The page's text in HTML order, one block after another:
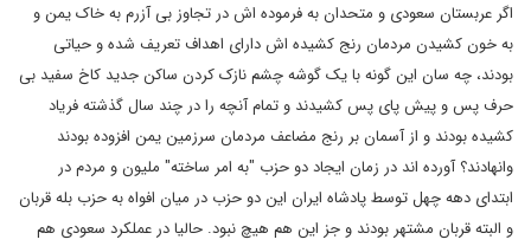
اگر عربستان سعودی و متحدان به فرموده اش در تجاوز بی آزرم به خاک یمن و
به خون کشیدن مردمان رنج کشیده اش دارای اهداف تعریف شده و حیاتی
بودند، چه سان این گونه با یک گوشه چشم نازک کردن ساکن جدید کاخ سفید بی
حرف پس و پیش پای پس کشیدند و تمام آنچه را در چند سال گذشته فریاد
کشیده بودند و از آسمان بر رنج مضاعف مردمان سرزمین یمن افزوده بودند
وانهادند؟ آورده اند در زمان ایجاد دو حزب "به امر ساخته" ملیون و مردم در
ابتدای دهه چهل توسط پادشاه ایران این دو حزب در میان افواه به حزب بله قربان
و البته قربان مشتهر بودند و جز این هم هیچ نبود. حالیا در عملکرد سعودی هم